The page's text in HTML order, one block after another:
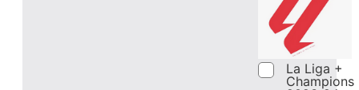
La Liga +
Champions